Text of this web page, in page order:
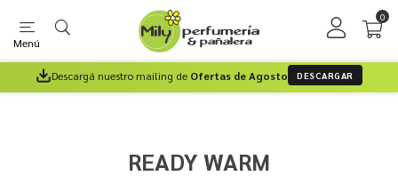
Menú
0
Descargá nuestro mailing de Ofertas de Agosto DESCARGAR
READY WARM